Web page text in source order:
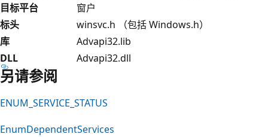
目标平台
窗户
标头
winsvc.h （包括 Windows.h）
库
Advapi32.lib
DLL
Advapi32.dll
另请参阅
ENUM_SERVICE_STATUS
EnumDependentServices